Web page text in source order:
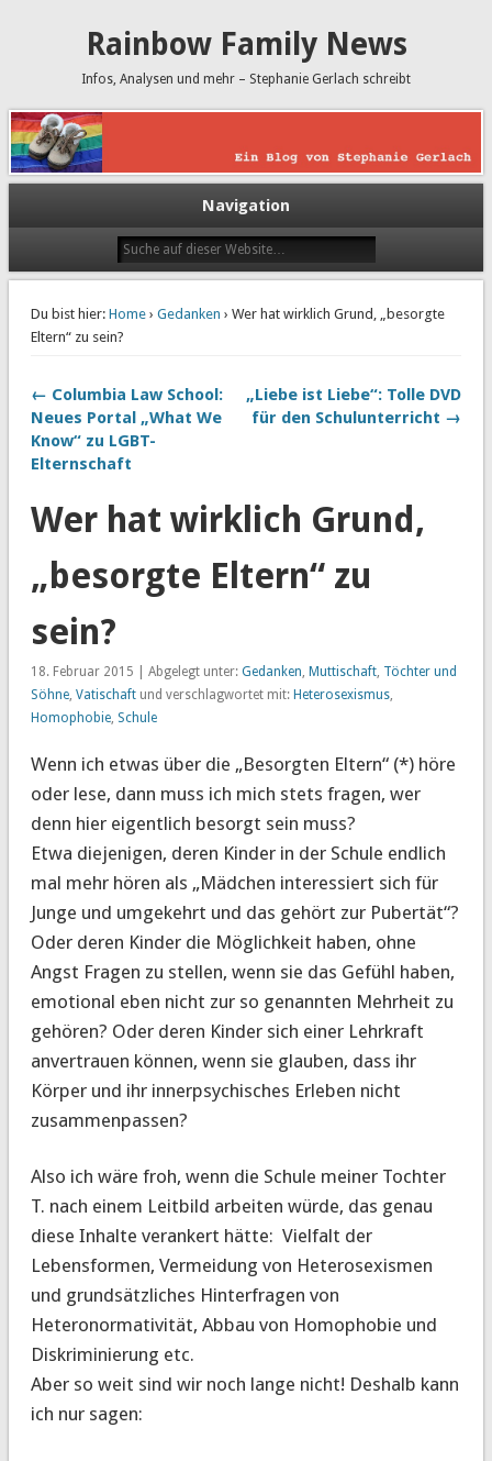
Rainbow Family News
Infos, Analysen und mehr – Stephanie Gerlach schreibt
Navigation
Du bist hier: Home› Gedanken › Wer hat wirklich Grund, „besorgte
Eltern“ zu sein?
← Columbia Law School:
Neues Portal „What We
Know“ zu LGBT-
Elternschaft
„Liebe ist Liebe“: Tolle DVD
für den Schulunterricht →
Wer hat wirklich Grund,
„besorgte Eltern“ zu
sein?
18. Februar 2015 | Abgelegt unter: Gedanken Muttischaft, Töchter und
Söhne, Vatischaftund verschlagwortet mit: Heterosexismus,
Homophobie, Schule
Wenn ich etwas über die „Besorgten Eltern“ (*) höre
oder lese, dann muss ich mich stets fragen, wer
denn hier eigentlich besorgt sein muss?
Etwa diejenigen, deren Kinder in der Schule endlich
mal mehr hören als „Mädchen interessiert sich für
Junge und umgekehrt und das gehört zur Pubertät“?
Oder deren Kinder die Möglichkeit haben, ohne
Angst Fragen zu stellen, wenn sie das Gefühl haben,
emotional eben nicht zur so genannten Mehrheit zu
gehören? Oder deren Kinder sich einer Lehrkraft
anvertrauen können, wenn sie glauben, dass ihr
Körper und ihr innerpsychisches Erleben nicht
zusammenpassen?
Also ich wäre froh, wenn die Schule meiner Tochter
T. nach einem Leitbild arbeiten würde, das genau
diese Inhalte verankert hätte: Vielfalt der
Lebensformen, Vermeidung von Heterosexismen
und grundsätzliches Hinterfragen von
Heteronormativität, Abbau von Homophobie und
Diskriminierung etc.
Aber so weit sind wir noch lange nicht! Deshalb kann
ich nur sagen: